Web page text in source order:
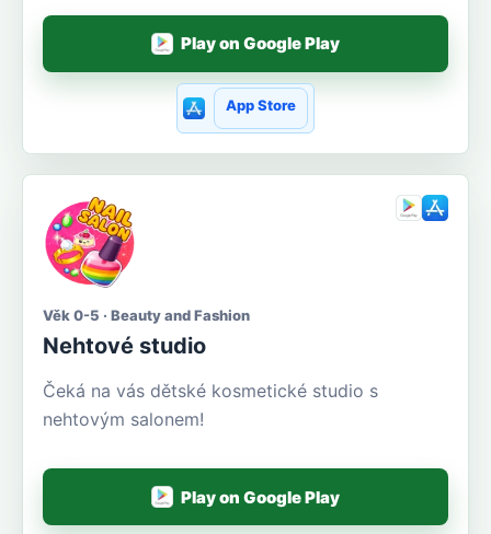
Play on Google Play
App Store
Věk 0-5 · Beauty and Fashion
Nehtové studio
Čeká na vás dětské kosmetické studio s
nehtovým salonem!
Play on Google Play